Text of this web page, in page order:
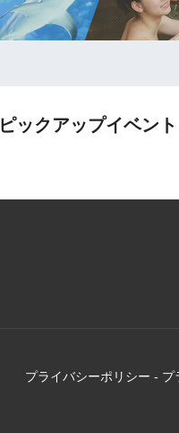
ピックアップイベント
プライバシーポリシー - プ